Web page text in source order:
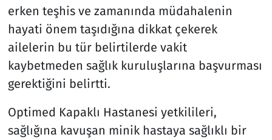
erken teşhis ve zamanında müdahalenin
hayati önem taşıdığına dikkat çekerek
ailelerin bu tür belirtilerde vakit
kaybetmeden sağlık kuruluşlarına başvurması
gerektiğini belirtti.
Optimed Kapaklı Hastanesi yetkilileri,
sağlığına kavuşan minik hastaya sağlıklı bir